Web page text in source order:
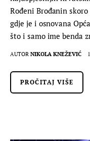
Rođeni Brođanin
gdje je i osnovana
što i samo ime benda
AUTOR NIKOLA KNEŽEVIĆ
PROČITAJ VIŠE